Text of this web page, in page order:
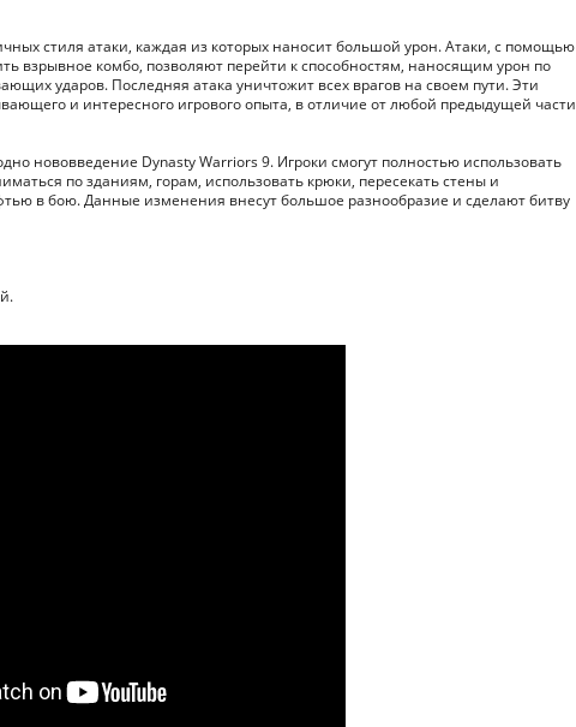
стиля атаки, каждая из которых наносит большой урон. Атаки, с помощью
взрывное комбо, позволяют перейти к способностям, наносящим урон по
ударов. Последняя атака уничтожит всех врагов на своем пути. Эти
и интересного игрового опыта, в отличие от любой предыдущей части
нововведение Dynasty Warriors 9. Игроки смогут полностью использовать
по зданиям, горам, использовать крюки, пересекать стены и
в бою. Данные изменения внесут большое разнообразие и сделают битву